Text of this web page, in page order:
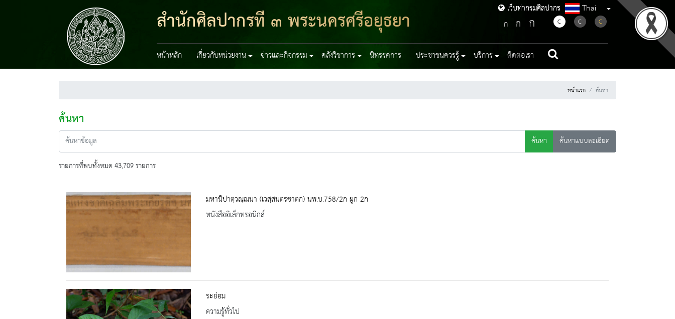
เว็บท่ากรมศิลปากร
สำนักศิลปากรที่ ๓ พระนครศรีอยุธยา เว็บท่ากรมศิลปากร Thai
ก ก ก C C C
หน้าหลัก เกี่ยวกับหน่วยงาน ข่าวและกิจกรรม คลังวิชาการ นิทรรศการ ประชาชนควรรู้ บริการ ติดต่อเรา
หน้าแรก ค้นหา
ค้นหา
ค้นหา
ค้นหาแบบละเอียด
รายการที่พบทั้งหมด 43,709 รายการ
มหานิปาตฺวณฺณนา (เวสฺสนตรชาตก) นพ.บ.758/2ก ผูก 2ก
หนังสืออิเล็กทรอนิกส์
ระย่อม
ความรู้ทั่วไป